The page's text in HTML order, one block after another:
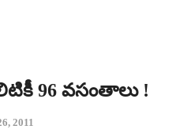
96 వసంతాలు !
2011